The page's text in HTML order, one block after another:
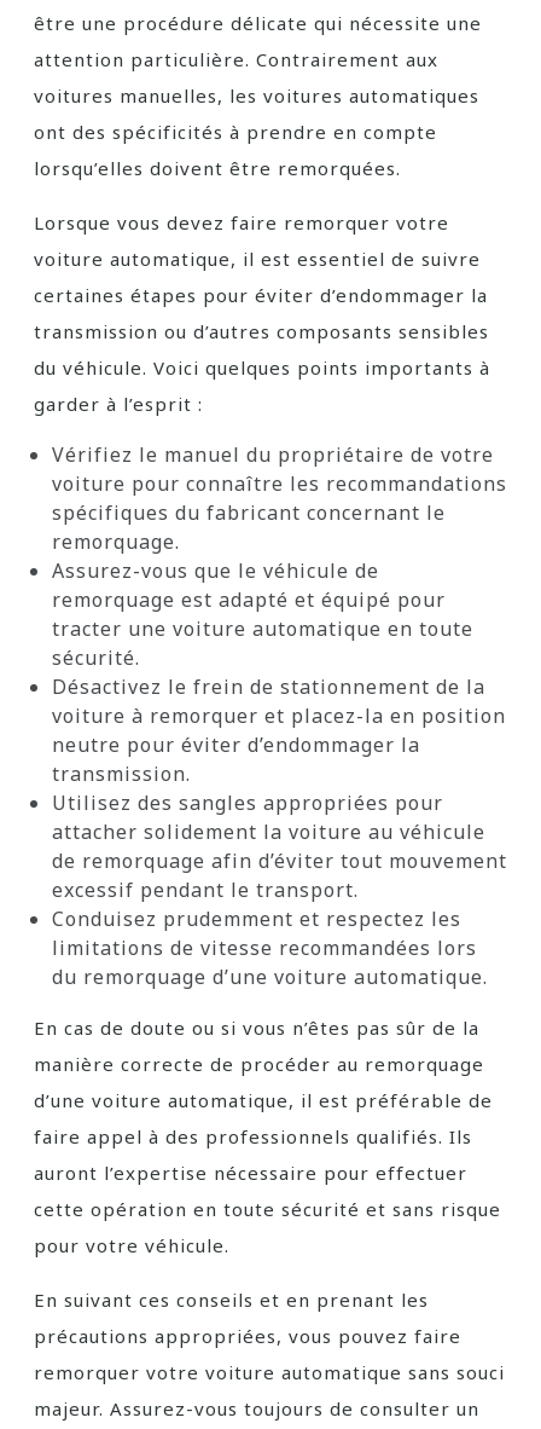
être une procédure délicate qui nécessite une
attention particulière. Contrairement aux
voitures manuelles, les voitures automatiques
ont des spécificités à prendre en compte
lorsqu’elles doivent être remorquées.
Lorsque vous devez faire remorquer votre
voiture automatique, il est essentiel de suivre
certaines étapes pour éviter d’endommager la
transmission ou d’autres composants sensibles
du véhicule. Voici quelques points importants à
garder à l’esprit :
Vérifiez le manuel du propriétaire de votre
voiture pour connaître les recommandations
spécifiques du fabricant concernant le
remorquage.
Assurez-vous que le véhicule de
remorquage est adapté et équipé pour
tracter une voiture automatique en toute
sécurité.
Désactivez le frein de stationnement de la
voiture à remorquer et placez-la en position
neutre pour éviter d’endommager la
transmission.
Utilisez des sangles appropriées pour
attacher solidement la voiture au véhicule
de remorquage afin d’éviter tout mouvement
excessif pendant le transport.
Conduisez prudemment et respectez les
limitations de vitesse recommandées lors
du remorquage d’une voiture automatique.
En cas de doute ou si vous n’êtes pas sûr de la
manière correcte de procéder au remorquage
d’une voiture automatique, il est préférable de
faire appel à des professionnels qualifiés. Ils
auront l’expertise nécessaire pour effectuer
cette opération en toute sécurité et sans risque
pour votre véhicule.
En suivant ces conseils et en prenant les
précautions appropriées, vous pouvez faire
remorquer votre voiture automatique sans souci
majeur. Assurez-vous toujours de consulter un